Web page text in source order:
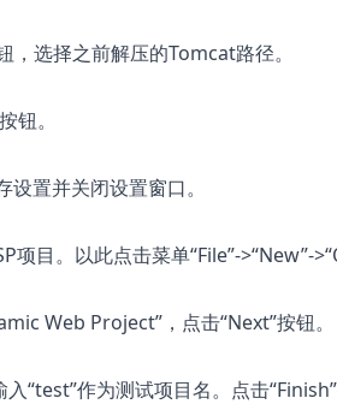
，选择之前解压的Tomcat路径。
钮。
置并关闭设置窗口。
项目。以此点击菜单“File”->“New”-
Web Project”，点击“Next”按钮。
“test”作为测试项目名。点击